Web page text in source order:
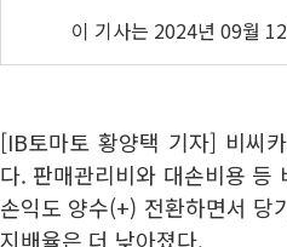
이 기사는 2024년 09월
[IB토마토 황양택 기자] 비씨
다. 판매관리비와 대손비용 등
손익도 양수(+) 전환하면서 당
지배율은 더 낮아졌다.